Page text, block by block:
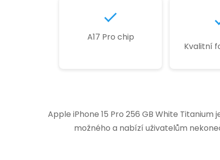
A17 Pro chip
Kvalitní
Apple iPhone 15 Pro 256 GB White
možného a nabízí uživatelům